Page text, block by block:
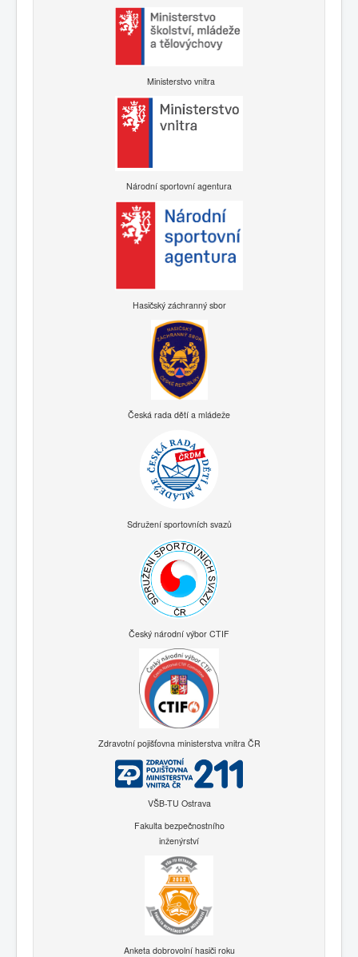
Ministerstvo vnitra
Národní sportovní agentura
Hasičský záchranný sbor
Česká rada dětí a mládeže
Sdružení sportovních svazů
Český národní výbor CTIF
Zdravotní pojišťovna ministerstva vnitra ČR
VŠB-TU Ostrava
Fakulta bezpečnostního
inženýrství
Anketa dobrovolní hasiči roku